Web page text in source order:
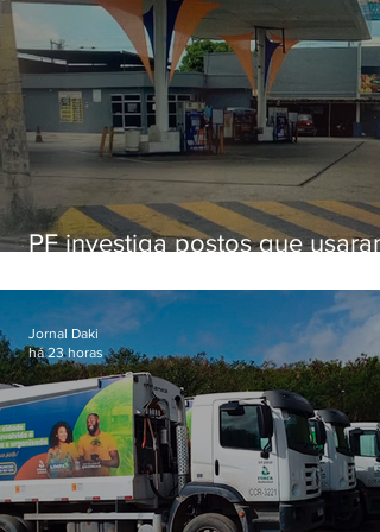
PF investiga postos que usaram
secretário morto em 2020
Jornal Daki
há 23 horas